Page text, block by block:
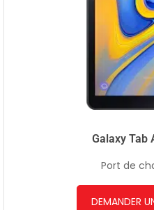
Galaxy Tab
Port de
DEMANDER